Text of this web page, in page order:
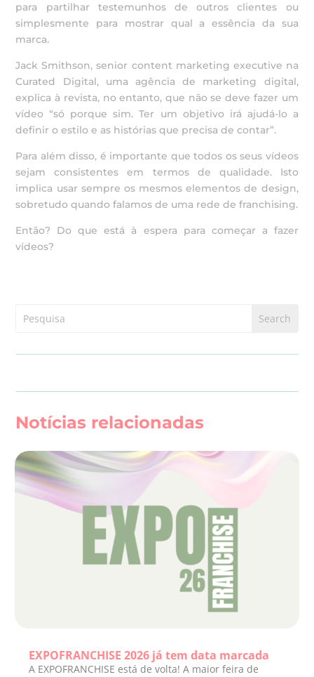
para partilhar testemunhos de outros clientes ou
simplesmente para mostrar qual a essência da sua
marca.
Jack Smithson, senior content marketing executive na
Curated Digital, uma agência de marketing digital,
explica à revista, no entanto, que não se deve fazer um
vídeo “só porque sim. Ter um objetivo irá ajudá-lo a
definir o estilo e as histórias que precisa de contar”.
Para além disso, é importante que todos os seus vídeos
sejam consistentes em termos de qualidade. Isto
implica usar sempre os mesmos elementos de design,
sobretudo quando falamos de uma rede de franchising.
Então? Do que está à espera para começar a fazer
vídeos?
Notícias relacionadas
EXPOFRANCHISE 2026 já tem data marcada
A EXPOFRANCHISE está de volta! A maior feira de